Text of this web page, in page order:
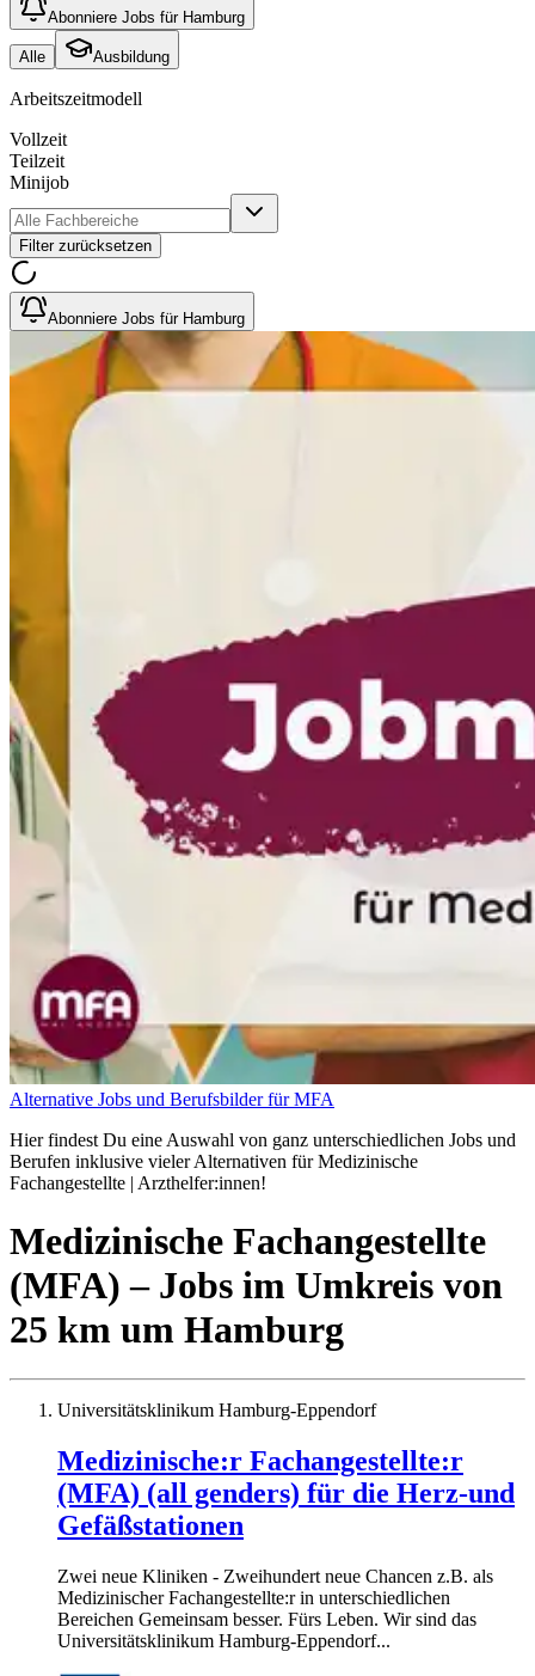
Abonniere Jobs für Hamburg
Alle Ausbildung
Arbeitszeitmodell
Vollzeit
Teilzeit
Minijob
Filter zurücksetzen
Abonniere Jobs für Hamburg
Alternative Jobs und Berufsbilder für MFA
Hier findest Du eine Auswahl von ganz unterschiedlichen Jobs und
Berufen inklusive vieler Alternativen für Medizinische
Fachangestellte | Arzthelfer:innen!
Medizinische Fachangestellte
(MFA) – Jobs im Umkreis von
25 km um Hamburg
Universitätsklinikum Hamburg-Eppendorf
Medizinische:r Fachangestellte:r
(MFA) (all genders) für die Herz-und
Gefäßstationen
Zwei neue Kliniken - Zweihundert neue Chancen z.B. als
Medizinischer Fachangestellte:r in unterschiedlichen
Bereichen Gemeinsam besser. Fürs Leben. Wir sind das
Universitätsklinikum Hamburg-Eppendorf...